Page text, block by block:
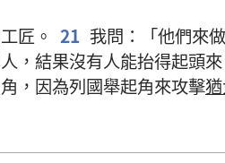
匠。 21 我問：「他們來
，結果沒有人能抬得起頭
，因為列國舉起角來攻擊